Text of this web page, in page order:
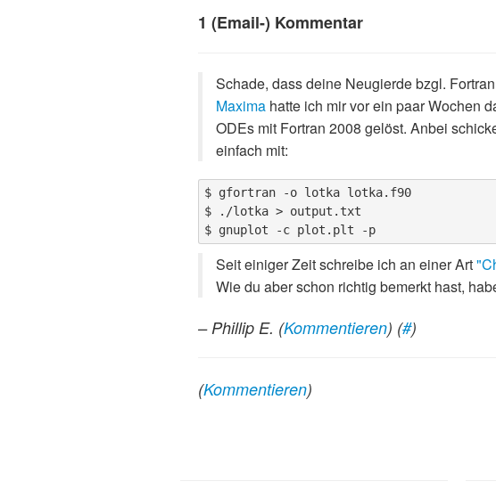
1 (Email-) Kommentar
Schade, dass deine Neugierde bzgl.
Maxima hatte ich mir vor ein paar Wochen
ODEs mit Fortran 2008 gelöst. Anbei
einfach mit:
$ gfortran -o lotka lotka.f90
$ ./lotka > output.txt
Seit einiger Zeit schreibe ich an einer Art
Wie du aber schon richtig bemerkt hast,
– Phillip E. (Kommentieren) (#)
(Kommentieren)